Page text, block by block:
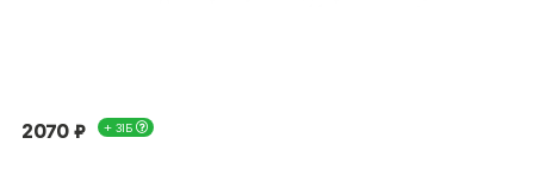
2070 ₽ + 31Б